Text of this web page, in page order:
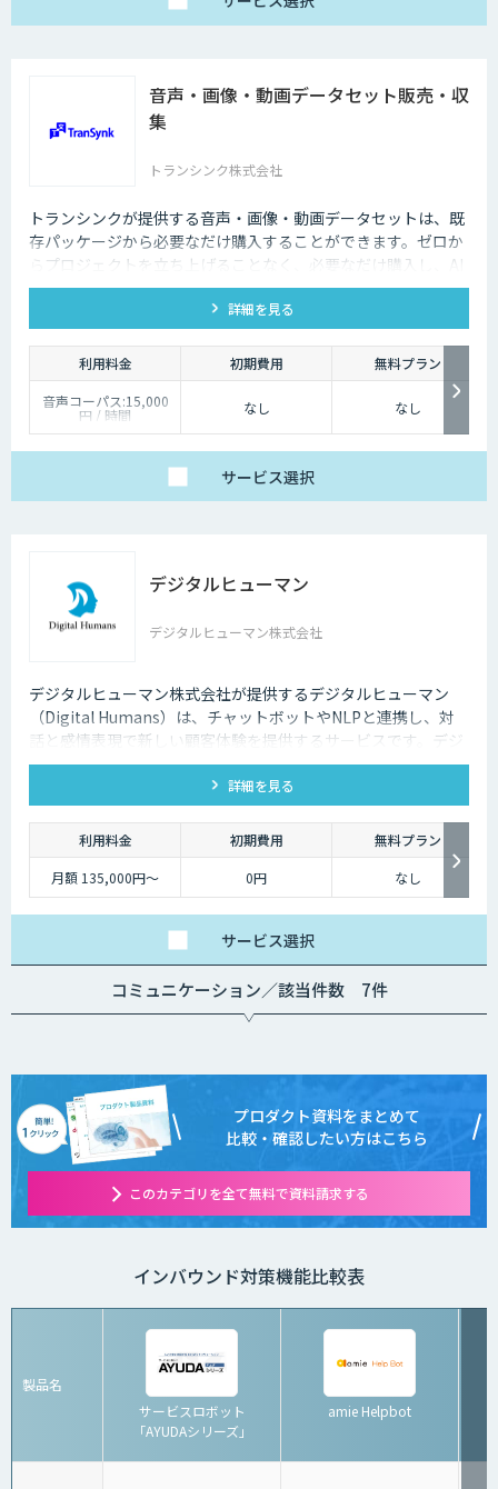
音声・画像・動画データセット販売・収
集
トランシンク株式会社
トランシンクが提供する音声・画像・動画データセットは、既
存パッケージから必要なだけ購入することができます。ゼロか
らプロジェクトを立ち上げることなく、必要なだけ購入し、AI
モデルの開発ができます。
詳細を見る
利用料金 初期費用
無料プラン
音声コーパス:15,000
円 / 時間
人物写真画像収集:300
なし なし
サービス選択
デジタルヒューマン
デジタルヒューマン株式会社
デジタルヒューマン株式会社が提供するデジタルヒューマン
（Digital Humans）は、チャットボットやNLPと連携し、対
話と感情表現で新しい顧客体験を提供するサービスです。デジ
タル従業員として、直感的で、インパクトがあり、競争力があ
るサービス創造と顧客体験が提供できます。
詳細を見る
利用料金 初期費用
無料プラン
月額 135,000円〜
0円 なし
サービス選択
コミュニケーション／該当件数 7件
プロダクト資料をまとめて
比較・確認したい方はこちら
このカテゴリを全て無料で資料請求する
インバウンド対策機能比較表
製品名
サービスロボット
「AYUDAシリーズ」
amie Helpbot